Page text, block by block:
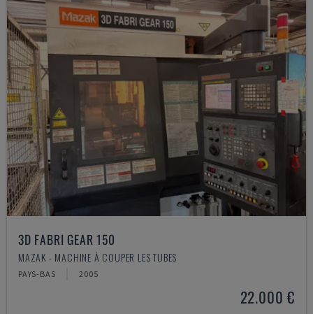
3D FABRI GEAR 150
MAZAK - MACHINE À COUPER LES TUBES
PAYS-BAS 2005
22.000 €